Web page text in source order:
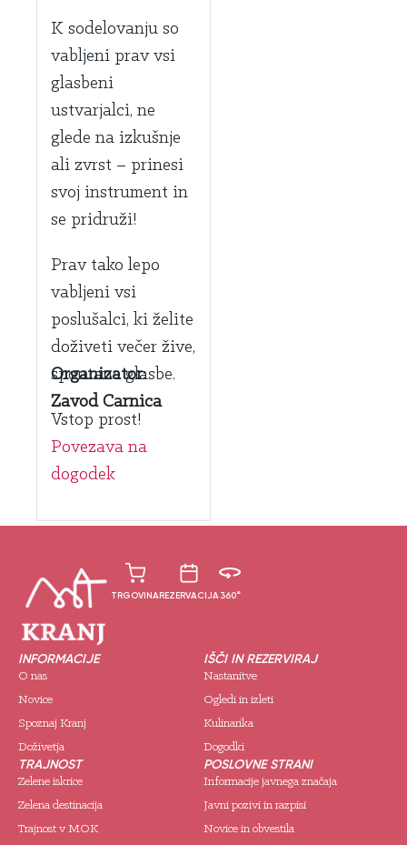
K sodelovanju so
vabljeni prav vsi
glasbeni
ustvarjalci, ne
glede na izkušnje
ali zvrst – prinesi
svoj instrument in
se pridruži!
Prav tako lepo
vabljeni vsi
poslušalci, ki želite
doživeti večer žive,
spontane glasbe.
Vstop prost!
Organizator:
Zavod Carnica
Povezava na
dogodek
TRGOVINAREZERVACIJA360°
INFORMACIJE
O nas
Novice
Spoznaj Kranj
Doživetja
IŠČI IN REZERVIRAJ
Nastanitve
Ogledi in izleti
Kulinarika
Dogodki
TRAJNOST
Zelene iskrice
Zelena destinacija
Trajnost v MOK
POSLOVNE STRANI
Informacije javnega značaja
Javni pozivi in razpisi
Novice in obvestila